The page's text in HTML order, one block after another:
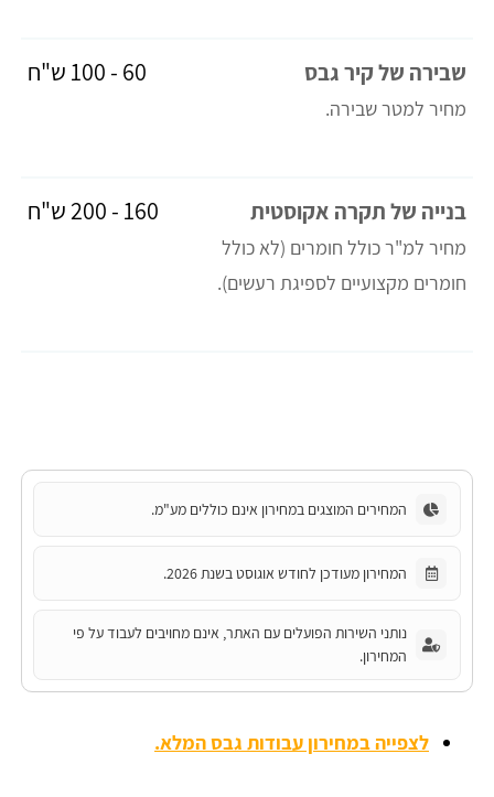
שבירה של קיר גבס
מחיר למטר שבירה.
60 - 100 ש"ח
בנייה של תקרה אקוסטית
מחיר למ"ר כולל חומרים (לא כולל
חומרים מקצועיים לספיגת רעשים).
160 - 200 ש"ח
המחירים המוצגים במחירון אינם כוללים מע"מ.
המחירון מעודכן לחודש אוגוסט בשנת 2026.
נותני השירות הפועלים עם האתר, אינם מחויבים לעבוד על פי
המחירון.
לצפייה במחירון עבודות גבס המלא.